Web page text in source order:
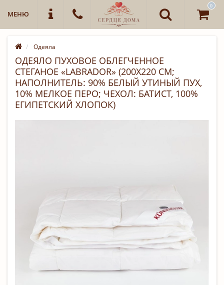
МЕНЮ
0
Одеяла
ОДЕЯЛО ПУХОВОЕ ОБЛЕГЧЕННОЕ
СТЕГАНОЕ «LABRADOR» (200Х220 СМ;
НАПОЛНИТЕЛЬ: 90% БЕЛЫЙ УТИНЫЙ ПУХ,
10% МЕЛКОЕ ПЕРО; ЧЕХОЛ: БАТИСТ, 100%
ЕГИПЕТСКИЙ ХЛОПОК)